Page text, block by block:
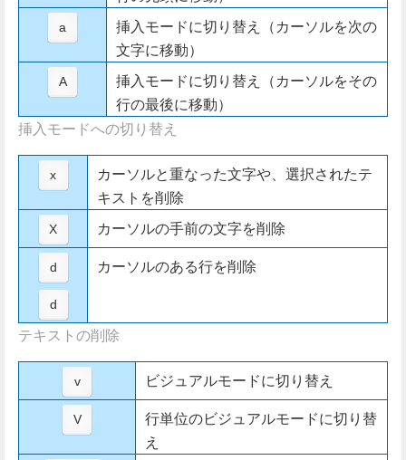
a
挿入モードに切り替え（カーソルを次の
文字に移動）
A
挿入モードに切り替え（カーソルをその
行の最後に移動）
挿入モードへの切り替え
x
カーソルと重なった文字や、選択されたテ
キストを削除
X カーソルの手前の文字を削除
d
d
カーソルのある行を削除
テキストの削除
v ビジュアルモードに切り替え
V
行単位のビジュアルモードに切り替
え